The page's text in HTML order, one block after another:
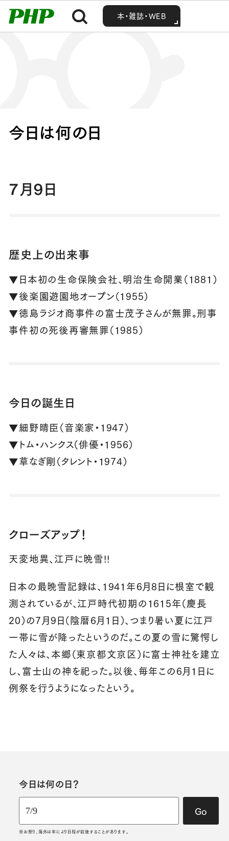
本・雑誌・WEB
本・雑誌・WEB
今日は何の日
7月9日
歴史上の出来事
▼日本初の生命保険会社、明治生命開業（1881）
▼後楽園遊園地オープン（1955）
▼徳島ラジオ商事件の富士茂子さんが無罪。刑事
事件初の死後再審無罪（1985）
今日の誕生日
▼細野晴臣（音楽家・1947）
▼トム・ハンクス（俳優・1956）
▼草なぎ剛（タレント・1974）
クローズアップ！
天変地異、江戸に晩雪!!
日本の最晩雪記録は、1941年6月8日に根室で観
測されているが、江戸時代初期の1615年（慶長
20）の7月9日（陰暦6月1日）、つまり暑い夏に江戸
一帯に雪が降ったというのだ。この夏の雪に驚愕し
た人々は、本郷（東京都文京区）に富士神社を建立
し、富士山の神を祀った。以後、毎年この6月1日に
例祭を行うようになったという。
今日は何の日？
Go
※お祭り、海外は年により日程が前後することがあります。